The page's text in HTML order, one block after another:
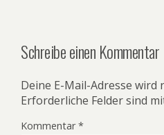
Schreibe einen Kommentar
Deine E-Mail-Adresse
Erforderliche Felder sind
Kommentar*